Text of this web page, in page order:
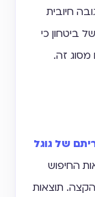
חיובית
ביטחון כי
מסוג זה.
של גוגל
החיפוש
הקצה. תוצאות